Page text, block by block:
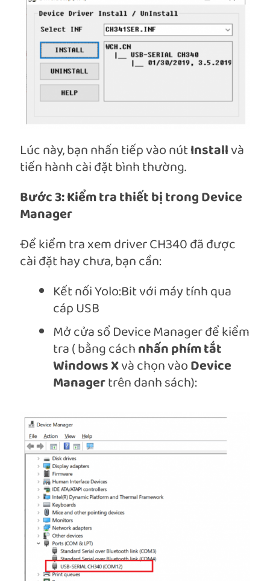
Lúc này, bạn nhấn tiếp vào nútInstallvà
tiến hành cài đặt bình thường.
Bước 3: Kiểm tra thiết bị trong Device
Manager
Để kiểm tra xem driver CH340 đã được
cài đặt hay chưa, bạn cần:
Kết nối Yolo:Bit với máy tính qua
cáp USB
Mở cửa sổ Device Manager để kiểm
tra ( bằng cáchnhấn phím tắt
Windows Xvà chọn vàoDevice
Managertrên danh sách):